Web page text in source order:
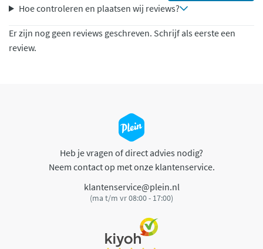
Hoe controleren en plaatsen wij reviews?
Er zijn nog geen reviews geschreven. Schrijf als eerste een
review.
Heb je vragen of direct advies nodig?
Neem contact op met onze klantenservice.
klantenservice@plein.nl
(ma t/m vr 08:00 - 17:00)